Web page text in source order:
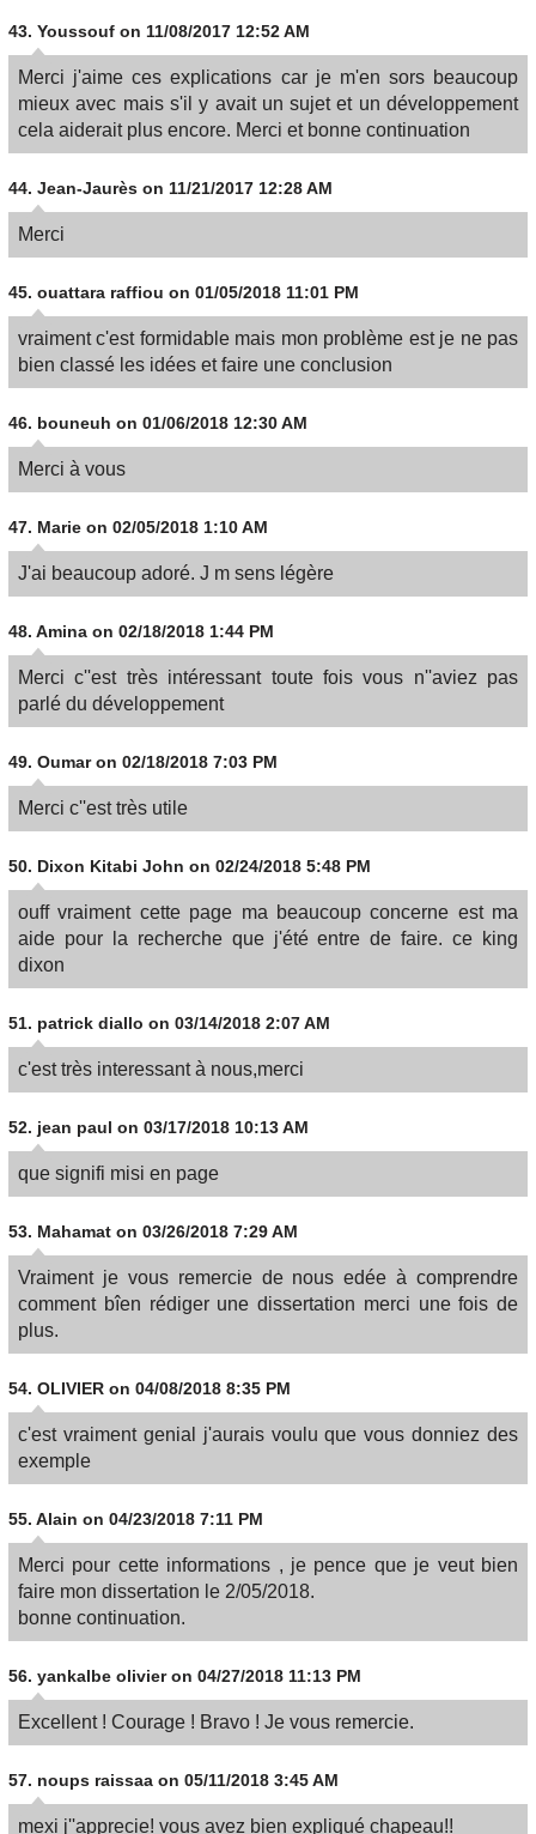
43. Youssouf on 11/08/2017 12:52 AM
Merci j'aime ces explications car je m'en sors beaucoup
mieux avec mais s'il y avait un sujet et un développement
cela aiderait plus encore. Merci et bonne continuation
44. Jean-Jaurès on 11/21/2017 12:28 AM
Merci
45. ouattara raffiou on 01/05/2018 11:01 PM
vraiment c'est formidable mais mon problème est je ne pas
bien classé les idées et faire une conclusion
46. bouneuh on 01/06/2018 12:30 AM
Merci à vous
47. Marie on 02/05/2018 1:10 AM
J'ai beaucoup adoré. J m sens légère
48. Amina on 02/18/2018 1:44 PM
Merci c''est très intéressant toute fois vous n''aviez pas
parlé du développement
49. Oumar on 02/18/2018 7:03 PM
Merci c''est très utile
50. Dixon Kitabi John on 02/24/2018 5:48 PM
ouff vraiment cette page ma beaucoup concerne est ma
aide pour la recherche que j'été entre de faire. ce king
dixon
51. patrick diallo on 03/14/2018 2:07 AM
c'est très interessant à nous,merci
52. jean paul on 03/17/2018 10:13 AM
que signifi misi en page
53. Mahamat on 03/26/2018 7:29 AM
Vraiment je vous remercie de nous edée à comprendre
comment bîen rédiger une dissertation merci une fois de
plus.
54. OLIVIER on 04/08/2018 8:35 PM
c'est vraiment genial j'aurais voulu que vous donniez des
exemple
55. Alain on 04/23/2018 7:11 PM
Merci pour cette informations , je pence que je veut bien
faire mon dissertation le 2/05/2018.
bonne continuation.
56. yankalbe olivier on 04/27/2018 11:13 PM
Excellent ! Courage ! Bravo ! Je vous remercie.
57. noups raissaa on 05/11/2018 3:45 AM
mexi j''apprecie! vous avez bien expliqué chapeau!!